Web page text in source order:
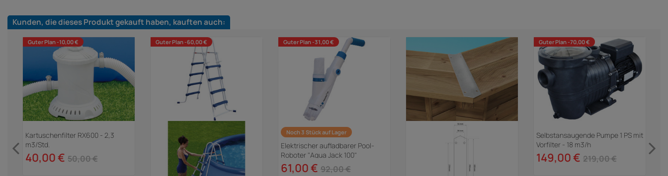
Kunden, die dieses Produkt gekauft haben, kauften auch:
Guter Plan -10,00 €
Kartuschenfilter RX600 - 2,3
m3/Std.
40,00 € 50,00 €
Guter Plan -60,00 € Guter Plan -31,00 €
Noch 3 Stück auf Lager
Elektrischer aufladbarer Pool-
Roboter "Aqua Jack 100"
61,00 € 92,00 €
Guter Plan -70,00 €
Selbstansaugende Pumpe 1 PS mit
Vorfilter - 18 m3/h
149,00 € 219,00 €